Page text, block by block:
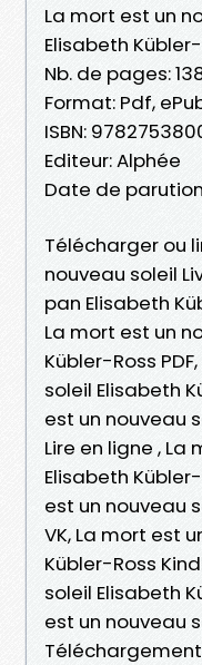
La mort est un
Elisabeth
Nb. de pages:
Format: Pdf,
ISBN:
Editeur: Alphée
Date de
Télécharger ou
nouveau soleil
pan Elisabeth
La mort est un
Kübler-Ross
soleil Elisabeth
est un nouveau
Lire en ligne , La
Elisabeth
est un nouveau
VK, La mort est
Kübler-Ross
soleil Elisabeth
est un nouveau